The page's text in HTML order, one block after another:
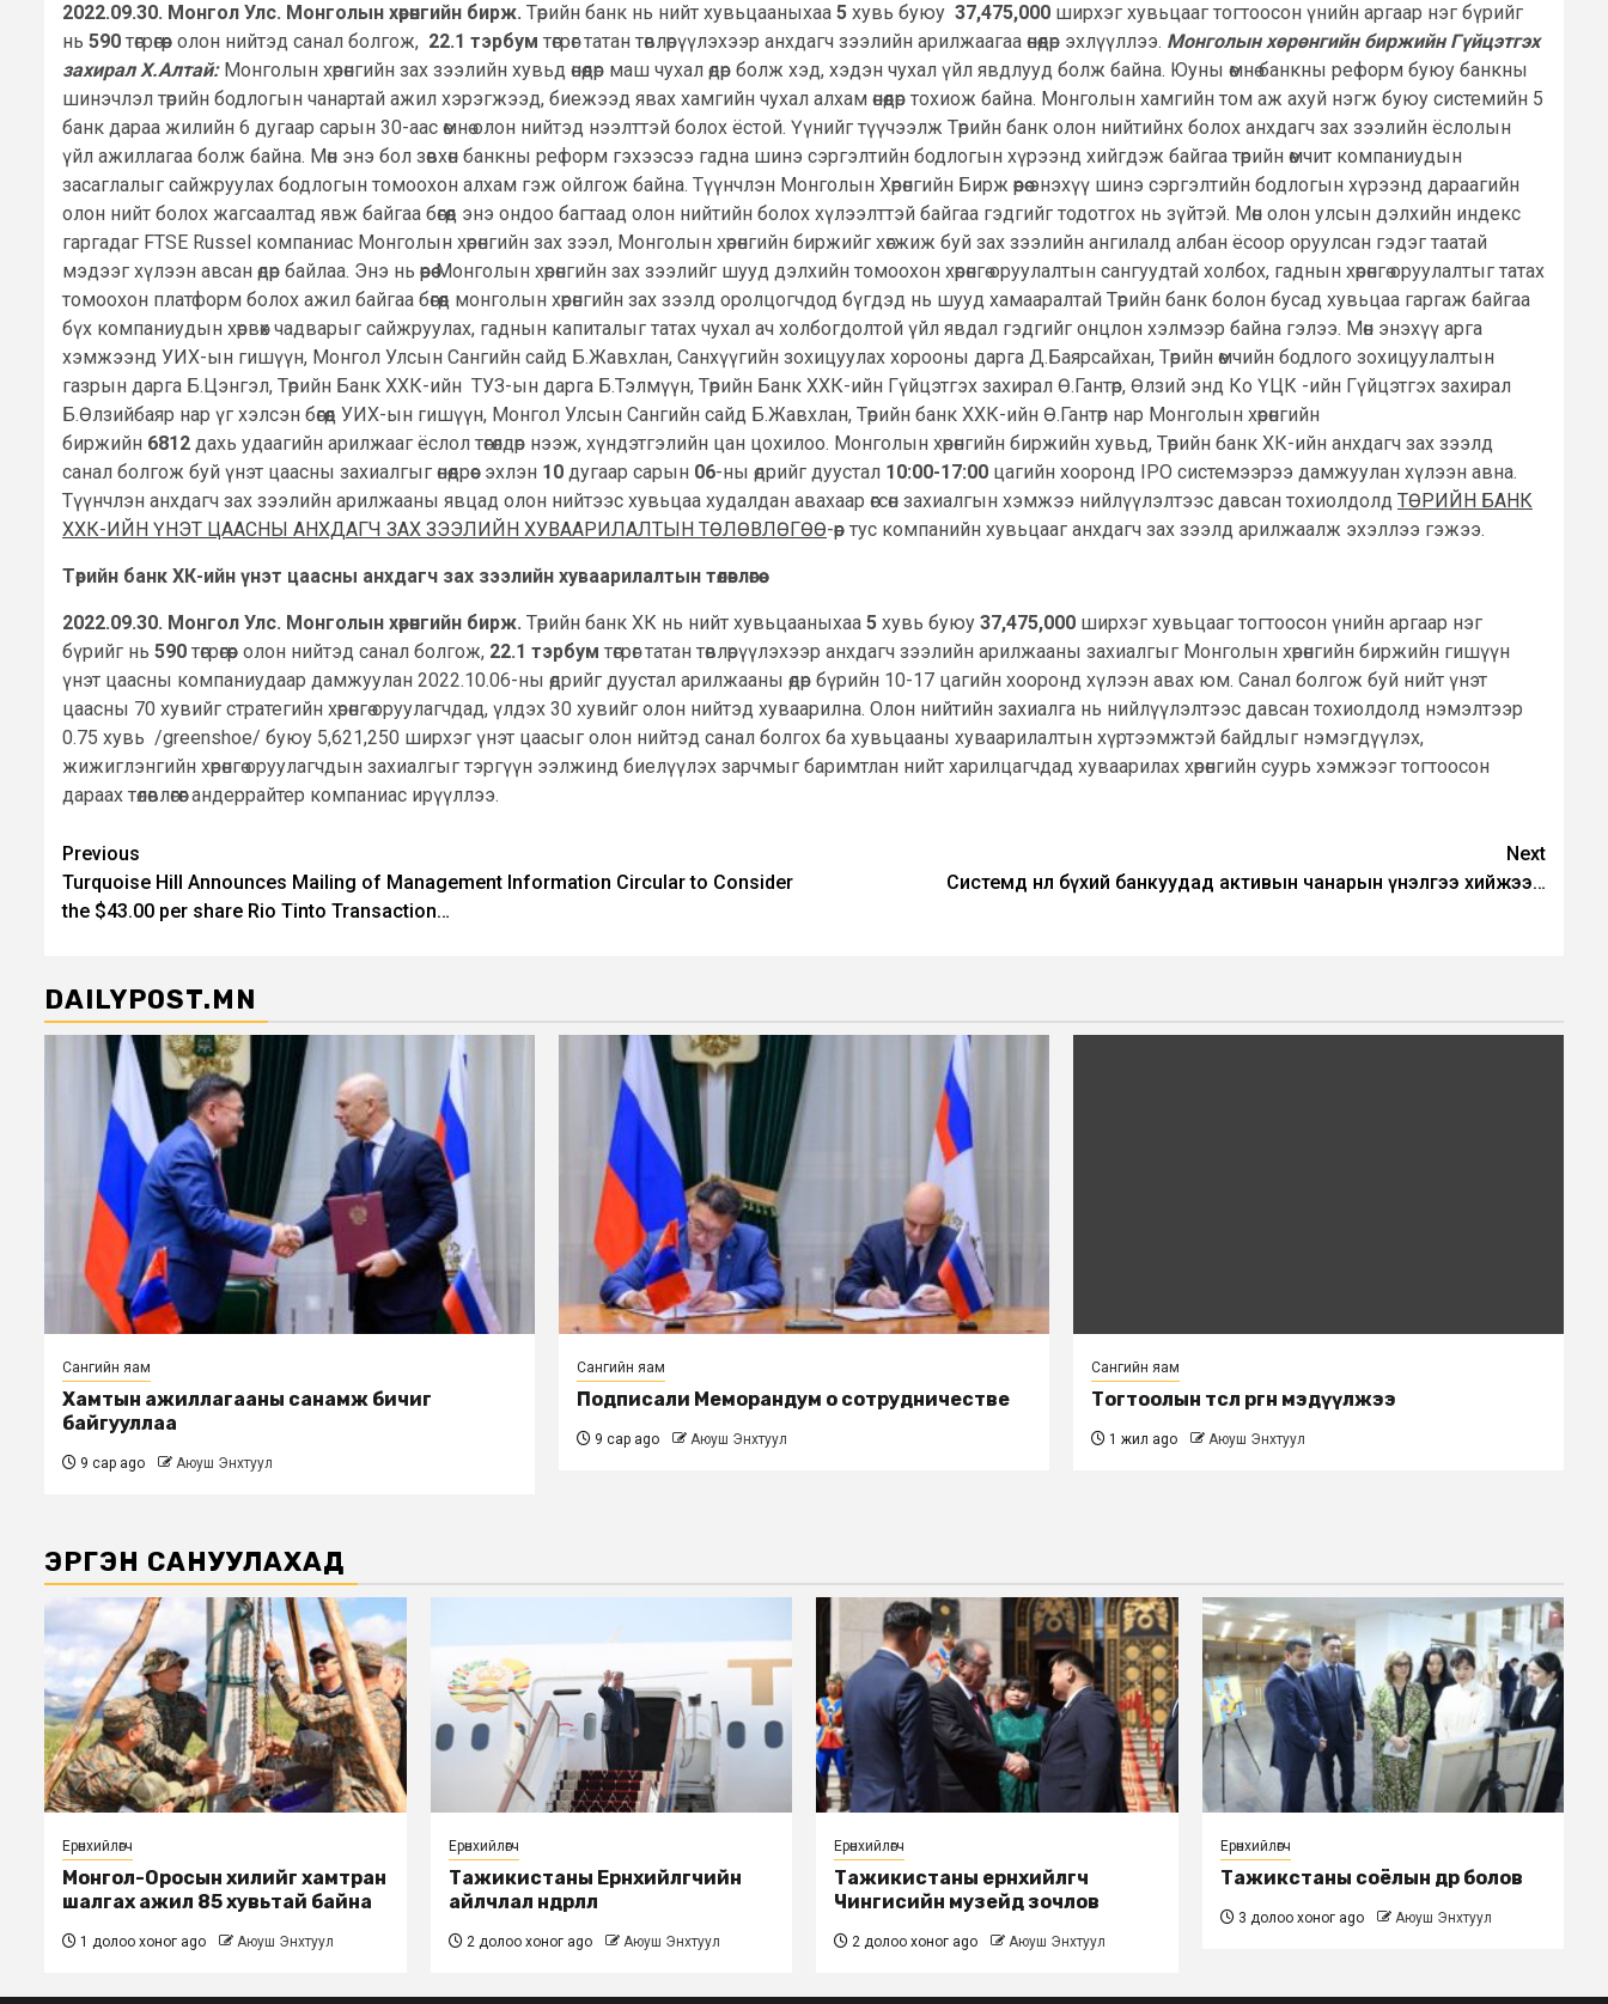
2022.09.30. Монгол Улс. Монголын хөрөнгийн бирж. Төрийн банк нь нийт хувьцааныхаа 5 хувь буюу 37,475,000 ширхэг хувьцааг тогтоосон үнийн аргаар нэг бүрийг
нь 590 төгрөгөөр олон нийтэд санал болгож, 22.1 тэрбум төгрөг татан төвлөрүүлэхээр анхдагч зээлийн арилжаагаа өнөөдөр эхлүүллээ. Монголын хөрөнгийн биржийн Гүйцэтгэх
захирал Х.Алтай: Монголын хөрөнгийн зах зээлийн хувьд өнөөдөр маш чухал өдөр болж хэд, хэдэн чухал үйл явдлууд болж байна. Юуны өмнө банкны реформ буюу банкны
шинэчлэл төрийн бодлогын чанартай ажил хэрэгжээд, биежээд явах хамгийн чухал алхам өнөөдөр тохиож байна. Монголын хамгийн том аж ахуй нэгж буюу системийн 5
банк дараа жилийн 6 дугаар сарын 30-аас өмнө олон нийтэд нээлттэй болох ёстой. Үүнийг түүчээлж Төрийн банк олон нийтийнх болох анхдагч зах зээлийн ёслолын
үйл ажиллагаа болж байна. Мөн энэ бол зөвхөн банкны реформ гэхээсээ гадна шинэ сэргэлтийн бодлогын хүрээнд хийгдэж байгаа төрийн өмчит компаниудын
засаглалыг сайжруулах бодлогын томоохон алхам гэж ойлгож байна. Түүнчлэн Монголын Хөрөнгийн Бирж өөрөө энэхүү шинэ сэргэлтийн бодлогын хүрээнд дараагийн
олон нийт болох жагсаалтад явж байгаа бөгөөд энэ ондоо багтаад олон нийтийн болох хүлээлттэй байгаа гэдгийг тодотгох нь зүйтэй. Мөн олон улсын дэлхийн индекс
гаргадаг FTSE Russel компаниас Монголын хөрөнгийн зах зээл, Монголын хөрөнгийн биржийг хөгжиж буй зах зээлийн ангилалд албан ёсоор оруулсан гэдэг таатай
мэдээг хүлээн авсан өдөр байлаа. Энэ нь өөрөө Монголын хөрөнгийн зах зээлийг шууд дэлхийн томоохон хөрөнгө оруулалтын сангуудтай холбох, гаднын хөрөнгө оруулалтыг татах
томоохон платформ болох ажил байгаа бөгөөд монголын хөрөнгийн зах зээлд оролцогчдод бүгдэд нь шууд хамааралтай Төрийн банк болон бусад хувьцаа гаргаж байгаа
бүх компаниудын хөрвөх чадварыг сайжруулах, гаднын капиталыг татах чухал ач холбогдолтой үйл явдал гэдгийг онцлон хэлмээр байна гэлээ. Мөн энэхүү арга
хэмжээнд УИХ-ын гишүүн, Монгол Улсын Сангийн сайд Б.Жавхлан, Санхүүгийн зохицуулах хорооны дарга Д.Баярсайхан, Төрийн өмчийн бодлого зохицуулалтын
газрын дарга Б.Цэнгэл, Төрийн Банк ХХК-ийн ТУЗ-ын дарга Б.Тэлмүүн, Төрийн Банк ХХК-ийн Гүйцэтгэх захирал Ө.Гантөр, Өлзий энд Ко ҮЦК -ийн Гүйцэтгэх захирал
Б.Өлзийбаяр нар үг хэлсэн бөгөөд УИХ-ын гишүүн, Монгол Улсын Сангийн сайд Б.Жавхлан, Төрийн банк ХХК-ийн Ө.Гантөр нар Монголын хөрөнгийн
биржийн 6812 дахь удаагийн арилжааг ёслол төгөлдөр нээж, хүндэтгэлийн цан цохилоо. Монголын хөрөнгийн биржийн хувьд, Төрийн банк ХК-ийн анхдагч зах зээлд
санал болгож буй үнэт цаасны захиалгыг өнөөдрөөс эхлэн 10 дугаар сарын 06-ны өдрийг дуустал 10:00-17:00 цагийн хооронд IPO системээрээ дамжуулан хүлээн авна.
Түүнчлэн анхдагч зах зээлийн арилжааны явцад олон нийтээс хувьцаа худалдан авахаар өгсөн захиалгын хэмжээ нийлүүлэлтээс давсан тохиолдолд ТӨРИЙН БАНК
ХХК-ИЙН ҮНЭТ ЦААСНЫ АНХДАГЧ ЗАХ ЗЭЭЛИЙН ХУВААРИЛАЛТЫН ТӨЛӨВЛӨГӨӨ-өөр тус компанийн хувьцааг анхдагч зах зээлд арилжаалж эхэллээ гэжээ.
Төрийн банк ХК-ийн үнэт цаасны анхдагч зах зээлийн хуваарилалтын төлөвлөгөө
2022.09.30. Монгол Улс. Монголын хөрөнгийн бирж. Төрийн банк ХК нь нийт хувьцааныхаа 5 хувь буюу 37,475,000 ширхэг хувьцааг тогтоосон үнийн аргаар нэг
бүрийг нь 590 төгрөгөөр олон нийтэд санал болгож, 22.1 тэрбум төгрөг татан төвлөрүүлэхээр анхдагч зээлийн арилжааны захиалгыг Монголын хөрөнгийн биржийн гишүүн
үнэт цаасны компаниудаар дамжуулан 2022.10.06-ны өдрийг дуустал арилжааны өдөр бүрийн 10-17 цагийн хооронд хүлээн авах юм. Санал болгож буй нийт үнэт
цаасны 70 хувийг стратегийн хөрөнгө оруулагчдад, үлдэх 30 хувийг олон нийтэд хуваарилна. Олон нийтийн захиалга нь нийлүүлэлтээс давсан тохиолдолд нэмэлтээр
0.75 хувь /greenshoe/ буюу 5,621,250 ширхэг үнэт цаасыг олон нийтэд санал болгох ба хувьцааны хуваарилалтын хүртээмжтэй байдлыг нэмэгдүүлэх,
жижиглэнгийн хөрөнгө оруулагчдын захиалгыг тэргүүн ээлжинд биелүүлэх зарчмыг баримтлан нийт харилцагчдад хуваарилах хөрөнгийн суурь хэмжээг тогтоосон
дараах төлөвлөгөөг андеррайтер компаниас ирүүллээ.
Post
navigation
Previous
Turquoise Hill Announces Mailing of Management Information Circular to Consider
the $43.00 per share Rio Tinto Transaction…
Next
Системд нөлөө бүхий банкуудад активын чанарын үнэлгээ хийжээ…
DAILYPOST.MN
Сангийн яам
Хамтын ажиллагааны санамж бичиг
байгууллаа
9 сар ago Аюуш Энхтуул
Сангийн яам
Подписали Меморандум о сотрудничестве
9 сар ago Аюуш Энхтуул
Сангийн яам
Тогтоолын төсөл өргөн мэдүүлжээ
1 жил ago Аюуш Энхтуул
ЭРГЭН САНУУЛАХАД
Ерөнхийлөгч
Монгол-Оросын хилийг хамтран
шалгах ажил 85 хувьтай байна
1 долоо хоног ago Аюуш Энхтуул
Ерөнхийлөгч
Тажикистаны Ерөнхийлөгчийн
айлчлал өндөрлөлөө
2 долоо хоног ago Аюуш Энхтуул
Ерөнхийлөгч
Тажикистаны ерөнхийлөгч
Чингисийн музейд зочлов
2 долоо хоног ago Аюуш Энхтуул
Ерөнхийлөгч
Тажикстаны соёлын өдөр болов
3 долоо хоног ago Аюуш Энхтуул